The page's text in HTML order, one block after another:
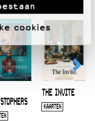
cookies
THE INVITE
KAARTEN